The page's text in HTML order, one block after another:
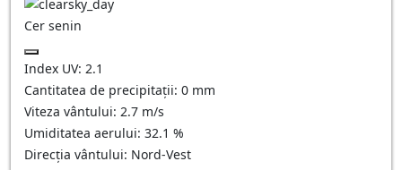
Cer senin
Index UV: 2.1
Cantitatea de precipitații: 0 mm
Viteza vântului: 2.7 m/s
Umiditatea aerului: 32.1 %
Direcția vântului: Nord-Vest